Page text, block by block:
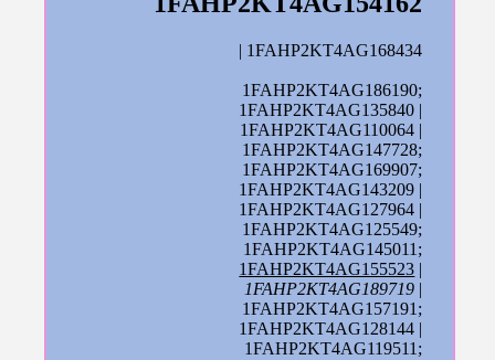
| 1FAHP2KT4AG168434
1FAHP2KT4AG186190;
1FAHP2KT4AG135840 |
1FAHP2KT4AG110064 |
1FAHP2KT4AG147728;
1FAHP2KT4AG169907;
1FAHP2KT4AG143209 |
1FAHP2KT4AG127964 |
1FAHP2KT4AG125549;
1FAHP2KT4AG145011;
1FAHP2KT4AG155523 |
1FAHP2KT4AG189719 |
1FAHP2KT4AG157191;
1FAHP2KT4AG128144 |
1FAHP2KT4AG119511;